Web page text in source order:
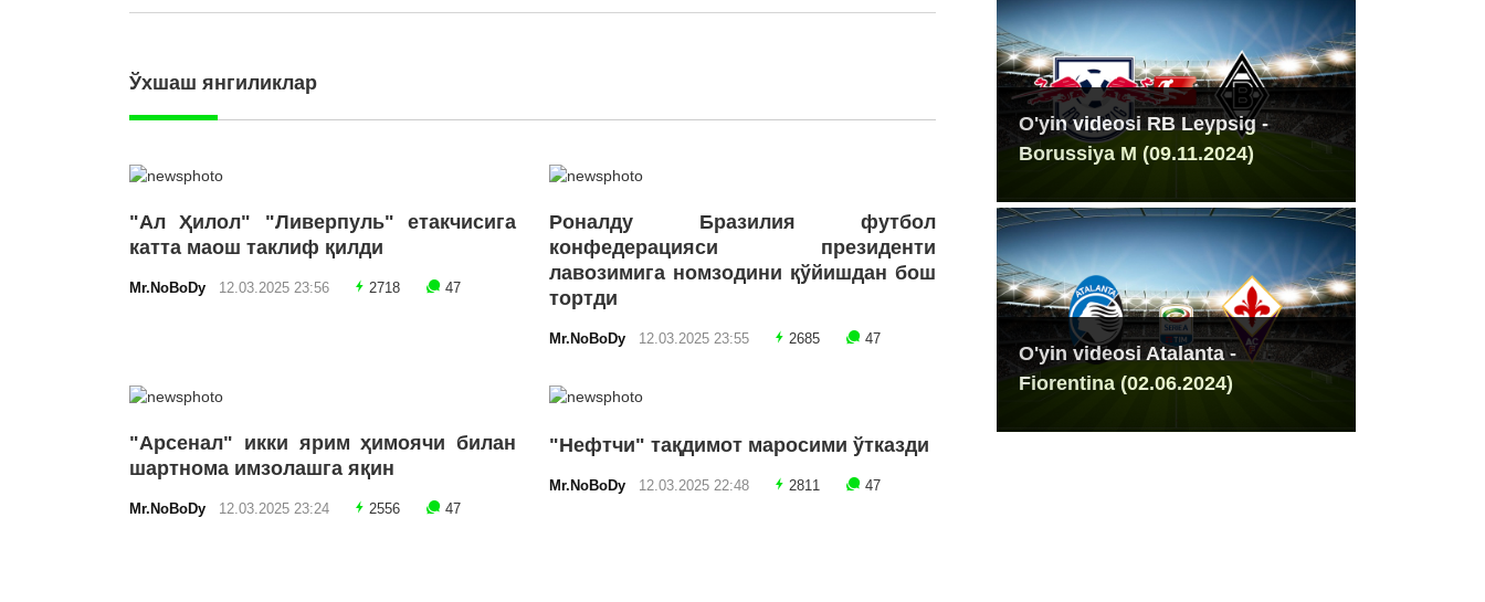
Ўхшаш янгиликлар
"Ал Ҳилол" "Ливерпуль" етакчисига
катта маош таклиф қилди
Mr.NoBoDy 12.03.2025 23:56 2718 47
Роналду Бразилия футбол
конфедерацияси президенти
лавозимига номзодини қўйишдан бош
тортди
Mr.NoBoDy 12.03.2025 23:55 2685 47
"Арсенал" икки ярим ҳимоячи билан
шартнома имзолашга яқин
Mr.NoBoDy 12.03.2025 23:24 2556 47
"Нефтчи" тақдимот маросими ўтказди
Mr.NoBoDy 12.03.2025 22:48 2811 47
O'yin videosi RB Leypsig -
Borussiya M (09.11.2024)
O'yin videosi Atalanta -
Fiorentina (02.06.2024)